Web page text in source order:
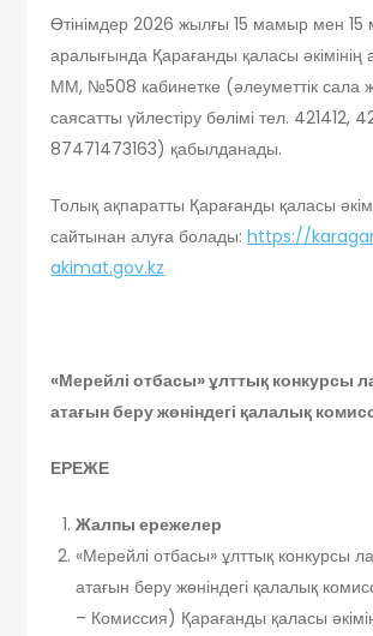
Өтінімдер 2026 жылғы 15 мамыр мен 15
аралығында Қарағанды қаласы әкімінің
ММ, №508 кабинетке (әлеуметтік сала
саясатты үйлестіру бөлімі тел. 421412,
87471473163) қабылданады.
Толық ақпаратты Қарағанды қаласы
сайтынан алуға болады:https://
akimat.gov.kz
«Мерейлі отбасы» ұлттық конкурсы
атағын беру жөніндегі қалалық
ЕРЕЖЕ
Жалпы ережелер
«Мерейлі отбасы» ұлттық конкурсы
атағын беру жөніндегі қалалық
– Комиссия) Қарағанды қаласы